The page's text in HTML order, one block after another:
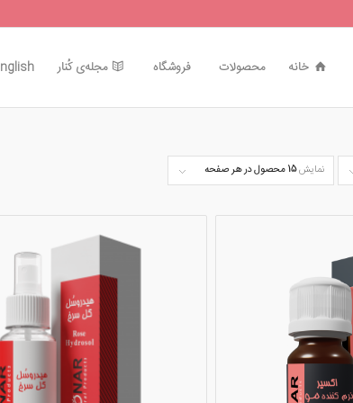
خانه محصولات فروشگاه مجله‌ی کُنار
نمایش15 محصول در هر صفحه